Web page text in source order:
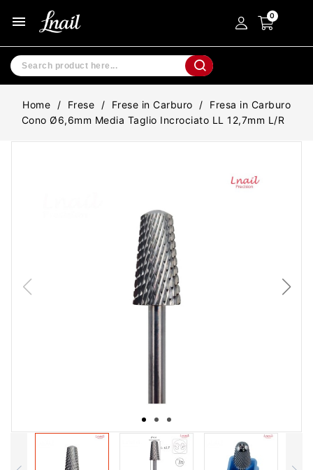
menu
Home Frese Frese in Carburo
Fresa in Carburo
Cono Ø6,6mm Media Taglio Incrociato LL 12,7mm L/R